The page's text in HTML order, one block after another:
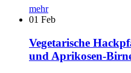
mehr
01 Feb
Vegetarische
und Aprikosen-